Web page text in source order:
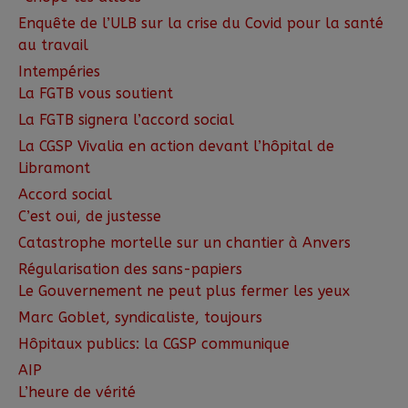
Enquête de l’ULB sur la crise du Covid pour la santé
au travail
Intempéries
La FGTB vous soutient
La FGTB signera l’accord social
La CGSP Vivalia en action devant l’hôpital de
Libramont
Accord social
C’est oui, de justesse
Catastrophe mortelle sur un chantier à Anvers
Régularisation des sans-papiers
Le Gouvernement ne peut plus fermer les yeux
Marc Goblet, syndicaliste, toujours
Hôpitaux publics: la CGSP communique
AIP
L’heure de vérité